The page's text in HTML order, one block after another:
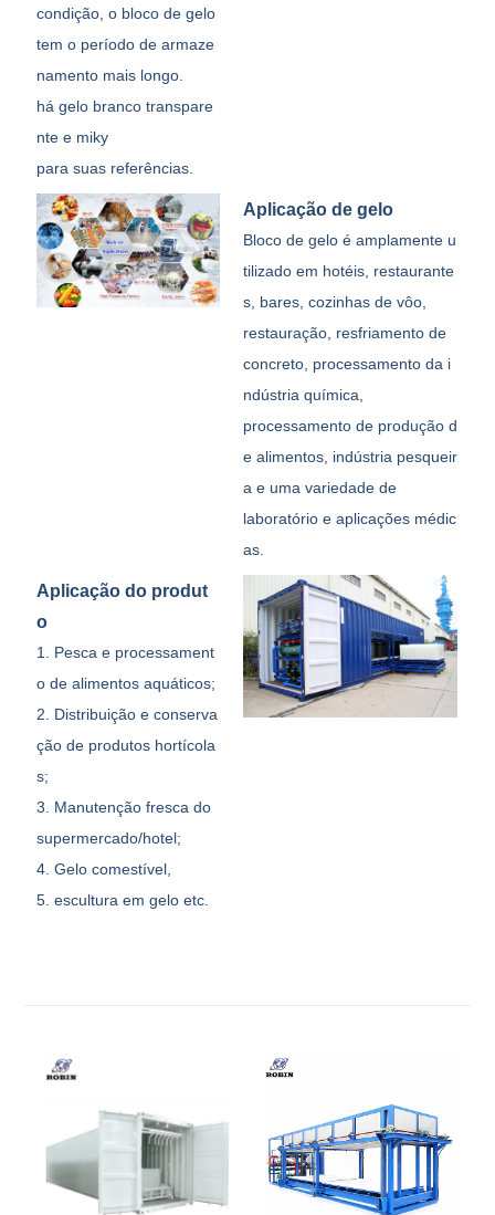
condição, o bloco de gelo
tem o período de armaze
namento mais longo.
há gelo branco transpare
nte e miky
para suas referências.
Aplicação de gelo
Bloco de gelo é amplamente u
tilizado em hotéis, restaurante
s, bares, cozinhas de vôo,
restauração, resfriamento de
concreto, processamento da i
ndústria química,
processamento de produção d
e alimentos, indústria pesqueir
a e uma variedade de
laboratório e aplicações médic
as.
Aplicação do produt
o
1. Pesca e processament
o de alimentos aquáticos;
2. Distribuição e conserva
ção de produtos hortícola
s;
3. Manutenção fresca do
supermercado/hotel;
4. Gelo comestível,
5. escultura em gelo etc.